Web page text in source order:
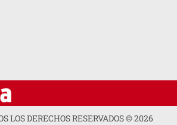
LOS DERECHOS RESERVADOS ©2026